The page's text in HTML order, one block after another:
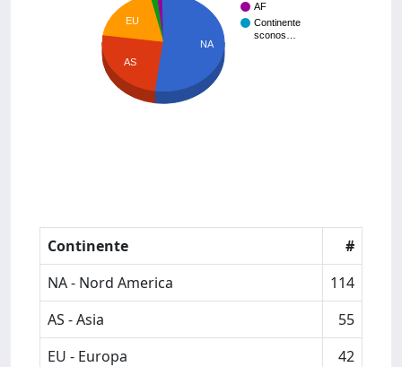
AF
Continente
sconos…
EU
AS
NA
Continente
#
NA - Nord America
114
AS - Asia
55
EU - Europa
42